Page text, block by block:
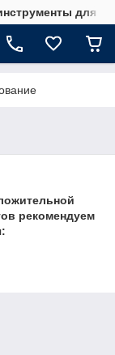
для
рекомендуем